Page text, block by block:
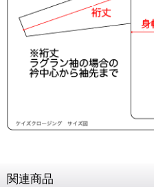
関連商品